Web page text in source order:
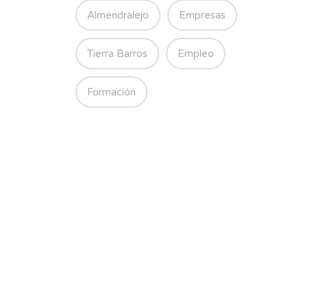
Almendralejo Empresas
Tierra Barros Empleo
Formación